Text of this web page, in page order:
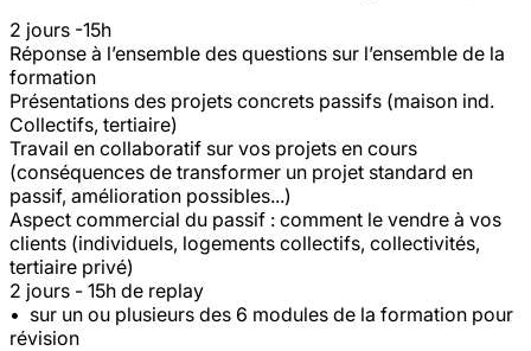
2 jours -15h
Réponse à l’ensemble des questions sur l’ensemble de la
formation
Présentations des projets concrets passifs (maison ind.
Collectifs, tertiaire)
Travail en collaboratif sur vos projets en cours
(conséquences de transformer un projet standard en
passif, amélioration possibles...)
Aspect commercial du passif : comment le vendre à vos
clients (individuels, logements collectifs, collectivités,
tertiaire privé)
2 jours - 15h de replay
• sur un ou plusieurs des 6 modules de la formation pour
révision